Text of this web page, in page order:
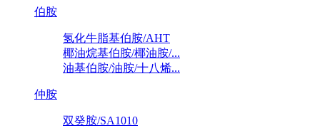
伯胺
氢化牛脂基伯胺/AHT
椰油烷基伯胺/椰油胺/...
油基伯胺/油胺/十八烯...
仲胺
双癸胺/SA1010